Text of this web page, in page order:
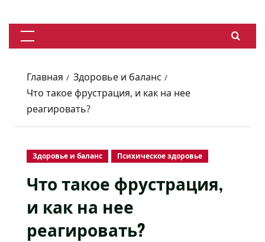
к
содержимому
Основное
Главная
Здоровье и баланс
Что такое фрустрация, и как на нее
реагировать?
Здоровье и баланс Психическое здоровье
Что такое фрустрация,
и как на нее
реагировать?